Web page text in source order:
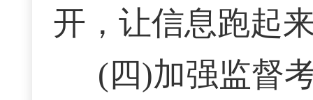
开，让信息跑起
(四)加强监督